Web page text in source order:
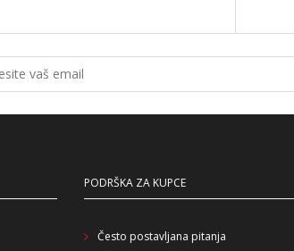
PODRŠKA ZA KUPCE
Često postavljana pitanja